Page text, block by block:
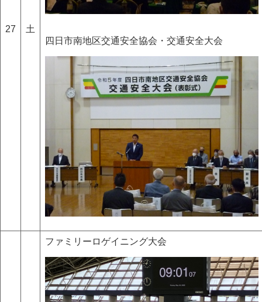
27
土
四日市南地区交通安全協会・交通安全大会
ファミリーロゲイニング大会